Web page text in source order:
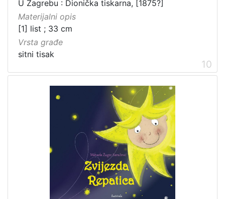
U Zagrebu : Dionička tiskarna, [1875?]
Materijalni opis
[1] list ; 33 cm
Vrsta građe
sitni tisak
10